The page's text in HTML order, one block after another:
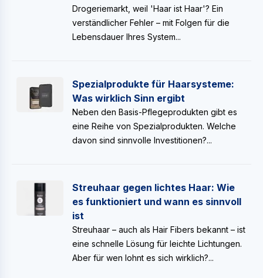
Drogeriemarkt, weil 'Haar ist Haar'? Ein
verständlicher Fehler – mit Folgen für die
Lebensdauer Ihres System...
Spezialprodukte für Haarsysteme:
Was wirklich Sinn ergibt
Neben den Basis-Pflegeprodukten gibt es
eine Reihe von Spezialprodukten. Welche
davon sind sinnvolle Investitionen?...
Streuhaar gegen lichtes Haar: Wie
es funktioniert und wann es sinnvoll
ist
Streuhaar – auch als Hair Fibers bekannt – ist
eine schnelle Lösung für leichte Lichtungen.
Aber für wen lohnt es sich wirklich?...